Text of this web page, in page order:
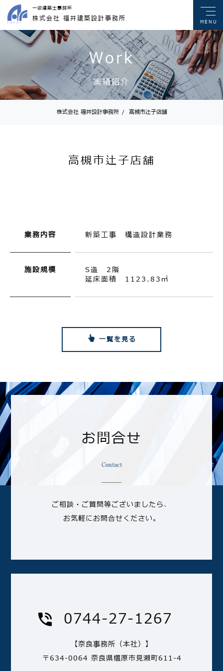
MENU
一級建築士事務所
株式会社 福井建築設計事務所
Work
実績紹介
株式会社 福井設計事務所 / 高槻市辻子店舗
高槻市辻子店舗
業務内容 新築工事 構造設計業務
施設規模
S造 2階
延床面積 1123.83㎡
一覧を見る
お問合せ
Contact
ご相談・ご質問等ございましたら、
お気軽にお問合せください。
0744-27-1267
【奈良事務所（本社）】
〒634-0064 奈良県橿原市見瀬町611-4